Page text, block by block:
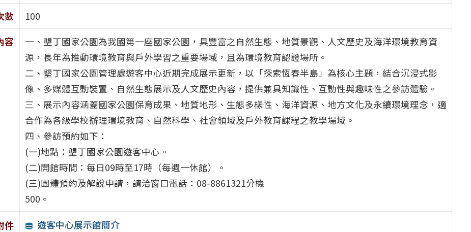
數
100
容
一、墾丁國家公園為我國第一座國家公園，具豐富之自然生態、地質景觀、人文歷史及海洋環境教育資
源，長年為推動環境教育與戶外學習之重要場域，且為環境教育認證場所。
二、墾丁國家公園管理處遊客中心近期完成展示更新，以「探索恆春半島」為核心主題，結合沉浸式影
像、多媒體互動裝置、自然生態展示及人文歷史內容，提供兼具知識性、互動性與趣味性之參訪體驗。
三、展示內容涵蓋國家公園保育成果、地質地形、生態多樣性、海洋資源、地方文化及永續環境理念，適
合作為各級學校辦理環境教育、自然科學、社會領域及戶外教育課程之教學場域。
四、參訪預約如下：
(一)地點：墾丁國家公園遊客中心。
(二)開館時間：每日09時至17時（每週一休館）。
(三)團體預約及解說申請，請洽窗口電話：08-8861321分機
500。
件 遊客中心展示館簡介